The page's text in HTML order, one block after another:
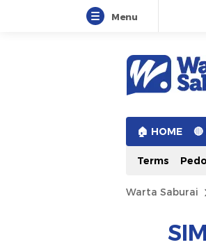
Menu
Warta
Sumber
🏠︎ HOME 🔴
Terms
Warta Saburai